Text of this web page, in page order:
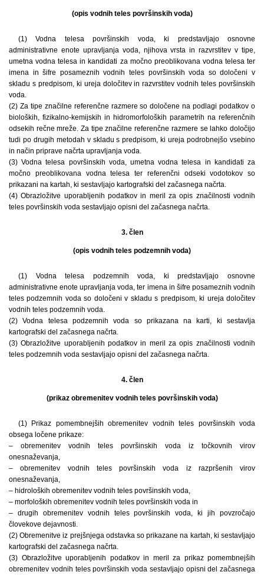
(opis vodnih teles površinskih voda)
(1) Vodna telesa površinskih voda, ki predstavljajo osnovne
administrativne enote upravljanja voda, njihova vrsta in razvrstitev v tipe,
umetna vodna telesa in kandidati za močno preoblikovana vodna telesa ter
imena in šifre posameznih vodnih teles površinskih voda so določeni v
skladu s predpisom, ki ureja določitev in razvrstitev vodnih teles površinskih
voda.
(2) Za tipe značilne referenčne razmere so določene na podlagi podatkov o
bioloških, fizikalno-kemijskih in hidromorfoloških parametrih na referenčnih
odsekih rečne mreže. Za tipe značilne referenčne razmere se lahko določijo
tudi po drugih metodah v skladu s predpisom, ki ureja podrobnejšo vsebino
in način priprave načrta upravljanja voda.
(3) Vodna telesa površinskih voda, umetna vodna telesa in kandidati za
močno preoblikovana vodna telesa ter referenčni odseki vodotokov so
prikazani na kartah, ki sestavljajo kartografski del začasnega načrta.
(4) Obrazložitve uporabljenih podatkov in meril za opis značilnosti vodnih
teles površinskih voda sestavljajo opisni del začasnega načrta.
3. člen
(opis vodnih teles podzemnih voda)
(1) Vodna telesa podzemnih voda, ki predstavljajo osnovne
administrativne enote upravljanja voda, ter imena in šifre posameznih vodnih
teles podzemnih voda so določeni v skladu s predpisom, ki ureja določitev
vodnih teles podzemnih voda.
(2) Vodna telesa podzemnih voda so prikazana na karti, ki sestavlja
kartografski del začasnega načrta.
(3) Obrazložitve uporabljenih podatkov in meril za opis značilnosti vodnih
teles podzemnih voda sestavljajo opisni del začasnega načrta.
4. člen
(prikaz obremenitev vodnih teles površinskih voda)
(1) Prikaz pomembnejših obremenitev vodnih teles površinskih voda
obsega ločene prikaze:
– obremenitev vodnih teles površinskih voda iz točkovnih virov
onesnaževanja,
– obremenitev vodnih teles površinskih voda iz razpršenih virov
onesnaževanja,
– hidroloških obremenitev vodnih teles površinskih voda,
– morfoloških obremenitev vodnih teles površinskih voda in
– drugih obremenitev vodnih teles površinskih voda, ki jih povzročajo
človekove dejavnosti.
(2) Obremenitve iz prejšnjega odstavka so prikazane na kartah, ki sestavljajo
kartografski del začasnega načrta.
(3) Obrazložitve uporabljenih podatkov in meril za prikaz pomembnejših
obremenitev vodnih teles površinskih voda sestavljajo opisni del začasnega